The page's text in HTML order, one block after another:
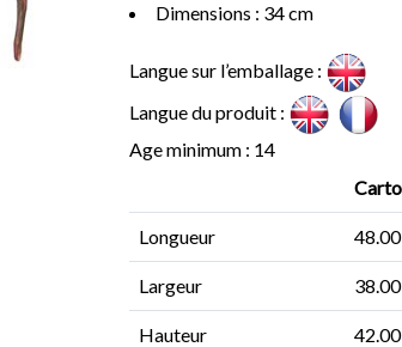
Dimensions : 34 cm
Langue sur l’emballage :
Langue du produit :
Age minimum : 14
Longueur 48.00
Largeur 38.00
Hauteur 42.00